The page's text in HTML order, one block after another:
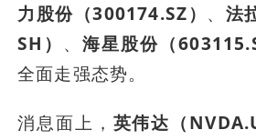
力股份（300174.SZ） 、 法
SH） 、海星股份（
全面走强态势。
消息面上， 英伟达（